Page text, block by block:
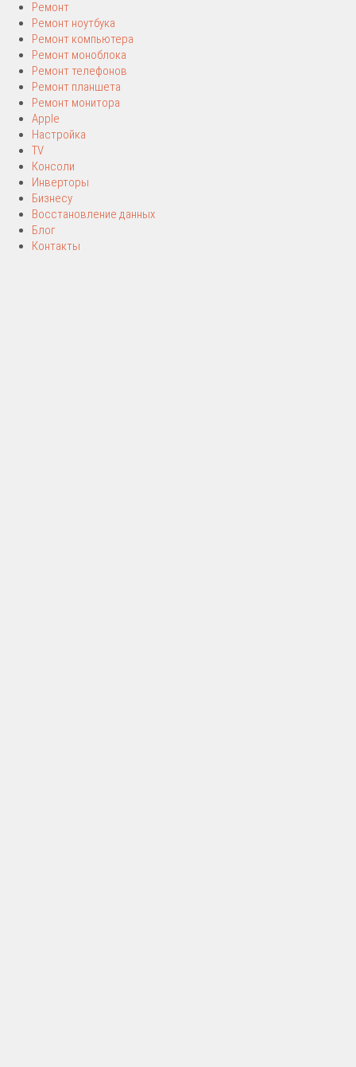
Ремонт
Ремонт ноутбука
Ремонт компьютера
Ремонт моноблока
Ремонт телефонов
Ремонт планшета
Ремонт монитора
Apple
Настройка
TV
Консоли
Инверторы
Бизнесу
Восстановление данных
Блог
Контакты